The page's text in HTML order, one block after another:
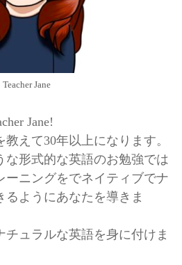
Teacher Jane
Jane!
えて30年以上になります。
な形式的な英語のお勉強では
ーニングをでネイティブでナ
るようにあなたを導きま
チュラルな英語を身に付けま